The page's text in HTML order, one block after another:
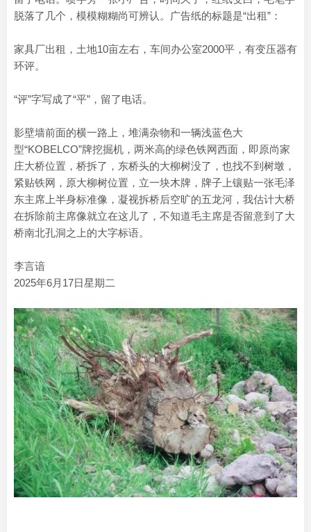
脱落了几个，模模糊糊尚可辨认。广告纸的标题是“出租”：
家具厂出租，土地10亩左右，车间办公室2000平，有变压器有
环评。
“评”字写成了“平”，留了电话。
影壁墙前面的横一路上，堆满杂物和一辆浅蓝色大
型“KOBELCO”牌挖掘机，两米高的绿色铁网西面，即原尚家
庄大桥位置，桥拆了，东桥头的大柳树没了，也找不到树墩，
紧贴铁网，原大柳树位置，立一块木牌，牌子上镶贴一张毛泽
东主席上半身标准像，凝视拆桥后空旷的五龙河，我估计大桥
在拆除前主席像就立在这儿了，不知道毛主席是否留意到了大
桥南北孔洞之上的大字标语。
李言谙
2025年6月17日星期二